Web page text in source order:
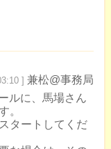
] 兼松@事務局
ルに、馬場さん
。
タートしてくだ